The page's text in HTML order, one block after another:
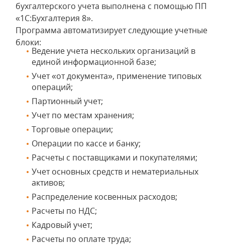
бухгалтерского учета выполнена с помощью ПП
«1С:Бухгалтерия 8».
Программа автоматизирует следующие учетные
блоки:
Ведение учета нескольких организаций в
единой информационной базе;
Учет «от документа», применение типовых
операций;
Партионный учет;
Учет по местам хранения;
Торговые операции;
Операции по кассе и банку;
Расчеты с поставщиками и покупателями;
Учет основных средств и нематериальных
активов;
Распределение косвенных расходов;
Расчеты по НДС;
Кадровый учет;
Расчеты по оплате труда;